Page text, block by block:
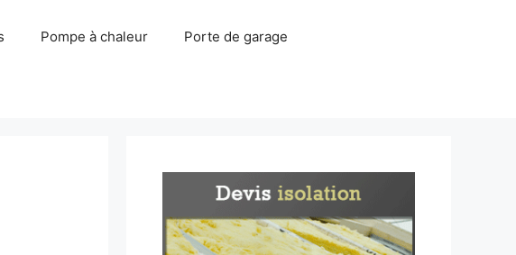
Pompe à chaleur Porte de garage